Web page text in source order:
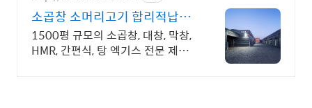
소곱창 소머리고기 합리적납품
국내 최대규모 육가공전문기업
1500평 규모의 소곱창, 대창, 막창,
HMR, 간편식, 탕 엑기스 전문 제조